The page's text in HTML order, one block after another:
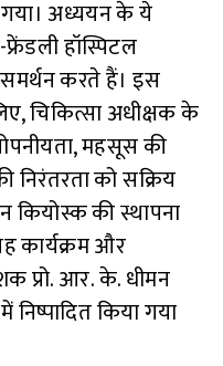
गया। अध्ययन के ये
हॉस्पिटल
करते हैं। इस
चिकित्सा अधीक्षक के
महसूस की
निरंतरता को सक्रिय
की स्थापना
कार्यक्रम और
प्रो. आर. के. धीमन
निष्पादित किया गया